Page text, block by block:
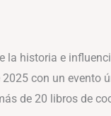
la historia e
con un evento
de 20 libros de